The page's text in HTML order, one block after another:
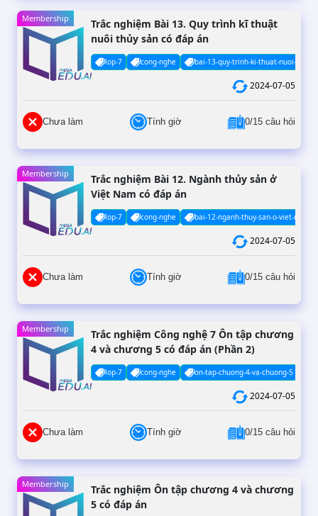
Membership
Trắc nghiệm Bài 13. Quy trình kĩ thuật
nuôi thủy sản có đáp án
lop-7 cong-nghe bai-13-quy-trinh-ki-thuat-nuoi-thuy-
2024-07-05
Chưa làm Tính giờ 0/15 câu hỏi
Membership
Trắc nghiệm Bài 12. Ngành thủy sản ở
Việt Nam có đáp án
lop-7 cong-nghe bai-12-nganh-thuy-san-o-viet-nam
2024-07-05
Chưa làm Tính giờ 0/15 câu hỏi
Membership
Trắc nghiệm Công nghệ 7 Ôn tập chương
4 và chương 5 có đáp án (Phần 2)
lop-7 cong-nghe on-tap-chuong-4-va-chuong-5
2024-07-05
Chưa làm Tính giờ 0/15 câu hỏi
Membership
Trắc nghiệm Ôn tập chương 4 và chương
5 có đáp án